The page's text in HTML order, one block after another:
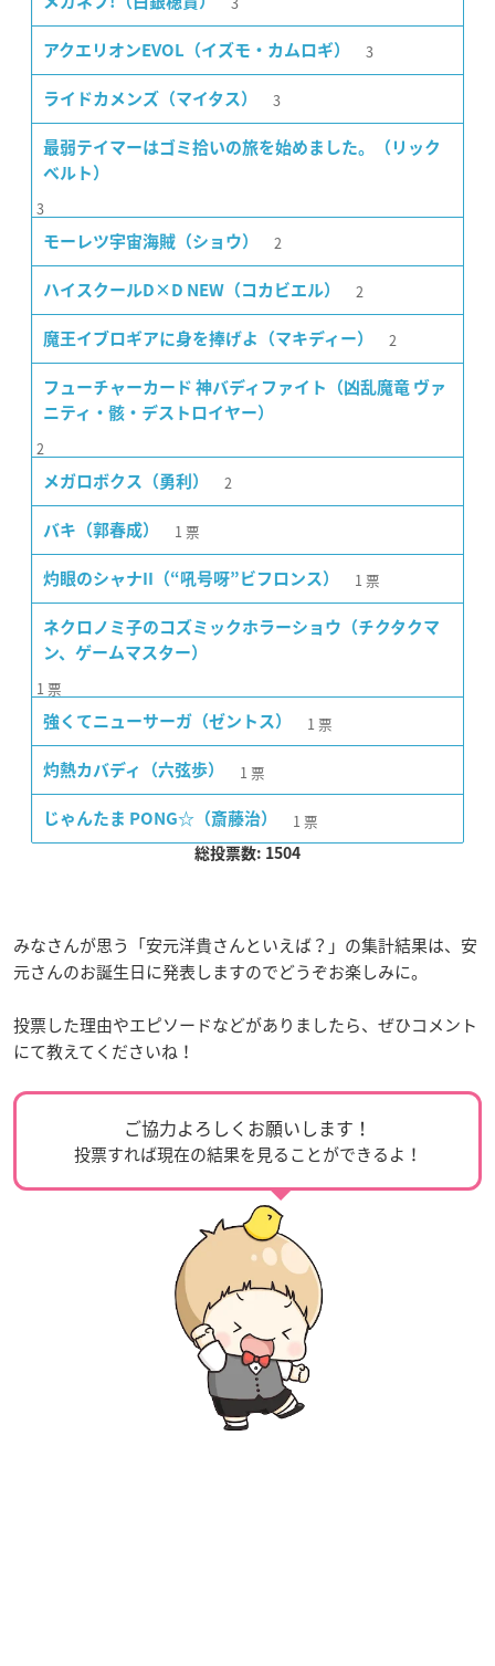
アクエリオンEVOL（イズモ・カムロギ） 3
ライドカメンズ（マイタス） 3
最弱テイマーはゴミ拾いの旅を始めました。（リック
ベルト）
3
モーレツ宇宙海賊（ショウ） 2
ハイスクールD×D NEW（コカビエル） 2
魔王イブロギアに身を捧げよ（マキディー） 2
フューチャーカード 神バディファイト（凶乱魔竜 ヴァ
ニティ・骸・デストロイヤー）
2
メガロボクス（勇利） 2
バキ（郭春成） 1 票
灼眼のシャナII（“吼号呀”ビフロンス） 1 票
ネクロノミ子のコズミックホラーショウ（チクタクマ
ン、ゲームマスター）
1 票
強くてニューサーガ（ゼントス） 1 票
灼熱カバディ（六弦歩） 1 票
じゃんたま PONG☆（斎藤治） 1 票
総投票数: 1504
みなさんが思う「安元洋貴さんといえば？」の集計結果は、安
元さんのお誕生日に発表しますのでどうぞお楽しみに。
投票した理由やエピソードなどがありましたら、ぜひコメント
にて教えてくださいね！
ご協力よろしくお願いします！
投票すれば現在の結果を見ることができるよ！